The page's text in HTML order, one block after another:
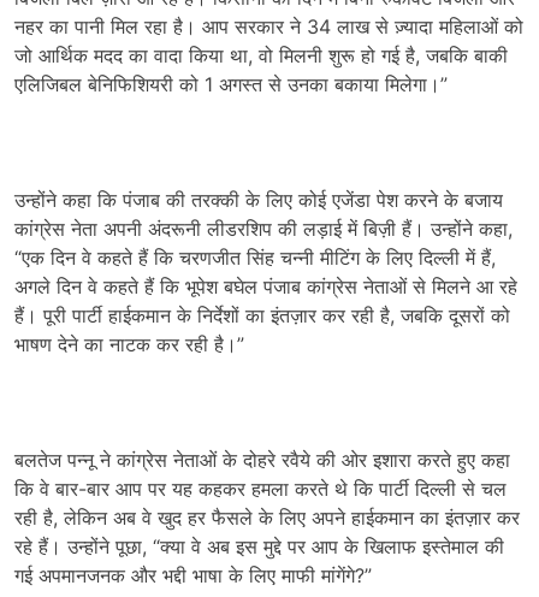
नहर का पानी मिल रहा है। आप सरकार ने 34 लाख से ज़्यादा महिलाओं को
जो आर्थिक मदद का वादा किया था, वो मिलनी शुरू हो गई है, जबकि बाकी
एलिजिबल बेनिफिशियरी को 1 अगस्त से उनका बकाया मिलेगा।”
उन्होंने कहा कि पंजाब की तरक्की के लिए कोई एजेंडा पेश करने के बजाय
कांग्रेस नेता अपनी अंदरूनी लीडरशिप की लड़ाई में बिज़ी हैं। उन्होंने कहा,
“एक दिन वे कहते हैं कि चरणजीत सिंह चन्नी मीटिंग के लिए दिल्ली में हैं,
अगले दिन वे कहते हैं कि भूपेश बघेल पंजाब कांग्रेस नेताओं से मिलने आ रहे
हैं। पूरी पार्टी हाईकमान के निर्देशों का इंतज़ार कर रही है, जबकि दूसरों को
भाषण देने का नाटक कर रही है।”
बलतेज पन्नू ने कांग्रेस नेताओं के दोहरे रवैये की ओर इशारा करते हुए कहा
कि वे बार-बार आप पर यह कहकर हमला करते थे कि पार्टी दिल्ली से चल
रही है, लेकिन अब वे खुद हर फैसले के लिए अपने हाईकमान का इंतज़ार कर
रहे हैं। उन्होंने पूछा, “क्या वे अब इस मुद्दे पर आप के खिलाफ इस्तेमाल की
गई अपमानजनक और भद्दी भाषा के लिए माफी मांगेंगे?”